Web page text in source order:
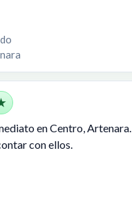
en Centro, Artenara.
con ellos.